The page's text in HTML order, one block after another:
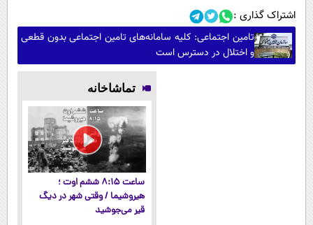
اشتراک گذاری :
تامین اجتماعی: کلیه سامانه‌های تامین اجتماعی بدون قطعی
و اختلال در دسترس است
تماشاخانه
ساعت ۸:۱۵ ششم اوت ؛
هیروشیما / وقتی شهر در دیگ
قیر می‌جوشید